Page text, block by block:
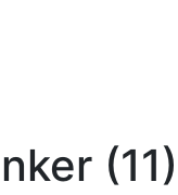
(11)